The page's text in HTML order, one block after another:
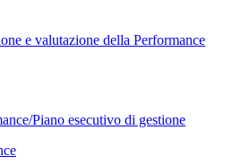
e valutazione della Performance
Piano esecutivo di gestione